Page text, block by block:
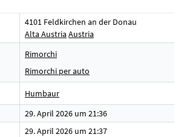
4101 Feldkirchen an der Donau
Alta Austria Austria
Rimorchi
Rimorchi per auto
Humbaur
29. April 2026 um 21:36
29. April 2026 um 21:37